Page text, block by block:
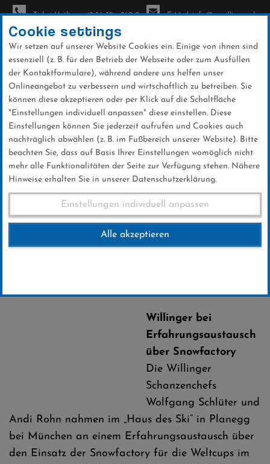
Direkt
zum
Inhalt
Ticket-Hotline: +49 56 32 - 960-0 E-Mail: info@sc-willingen.de
News
Weltcup-News 28.07.2016
28 .Juli 2016
Willinger bei
Erfahrungsaustausch
über Snowfactory
Die Willinger
Schanzenchefs
Wolfgang Schlüter und
Andi Rohn nahmen im „Haus des Ski“ in Planegg
bei München an einem Erfahrungsaustausch über
den Einsatz der Snowfactory für die Weltcups im
Cookie settings
Wir setzen auf unserer Website Cookies ein. Einige von ihnen sind
essenziell (z. B. für den Betrieb der Webseite oder zum Ausfüllen
der Kontaktformulare), während andere uns helfen unser
Onlineangebot zu verbessern und wirtschaftlich zu betreiben. Sie
können diese akzeptieren oder per Klick auf die Schaltfläche
"Einstellungen individuell anpassen" diese einstellen. Diese
Einstellungen können Sie jederzeit aufrufen und Cookies auch
nachträglich abwählen (z. B. im Fußbereich unserer Website). Bitte
beachten Sie, dass auf Basis Ihrer Einstellungen womöglich nicht
mehr alle Funktionalitäten der Seite zur Verfügung stehen. Nähere
Hinweise erhalten Sie in unserer Datenschutzerklärung.
Einstellungen individuell anpassen
Alle akzeptieren